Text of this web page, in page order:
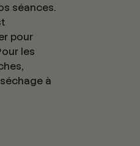
séances.
pour
les
à